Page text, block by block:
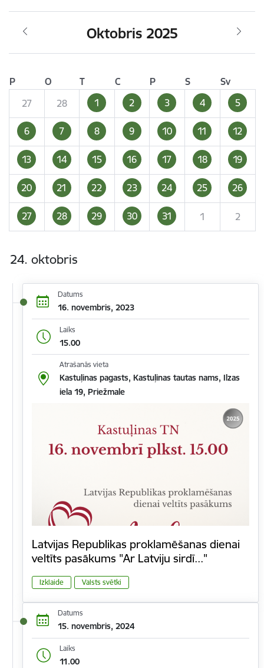
Oktobris 2025
P O T C P S
Sv
27
28 1 2 3 4 5
6 7 8 9 10 11 12
13 14 15 16 17 18 19
20 21 22 23 24 25 26
27 28 29 30 31 1 2
24. oktobris
Datums
16. novembris, 2023
Laiks
15.00
Atrašanās vieta
Kastuļinas pagasts, Kastuļinas tautas nams, Ilzas
iela 19, Priežmale
Latvijas Republikas proklamēšanas dienai
veltīts pasākums "Ar Latviju sirdī..."
Izklaide Valsts svētki
Datums
15. novembris, 2024
Laiks
11.00